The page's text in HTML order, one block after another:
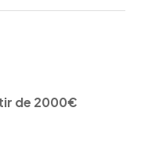
de 2000€